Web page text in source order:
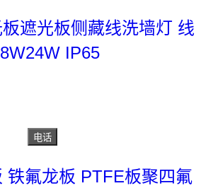
遮光板侧藏线洗墙灯 线
IP65
电话
铁氟龙板 PTFE板聚四氟